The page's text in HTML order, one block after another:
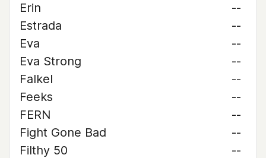
Erin
--
Estrada
--
Eva
--
Eva Strong
--
Falkel
--
Feeks
--
FERN
--
Fight Gone Bad
--
Filthy 50
--